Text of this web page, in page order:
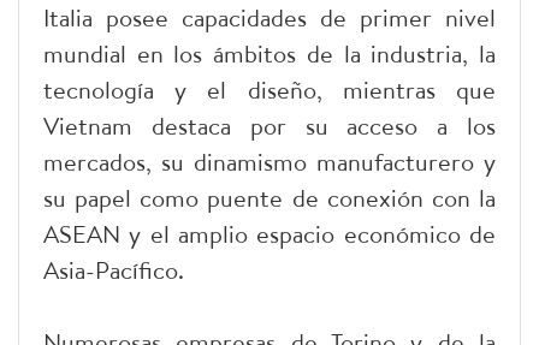
Italia posee capacidades de primer nivel
mundial en los ámbitos de la industria, la
tecnología y el diseño, mientras que
Vietnam destaca por su acceso a los
mercados, su dinamismo manufacturero y
su papel como puente de conexión con la
ASEAN y el amplio espacio económico de
Asia-Pacífico.